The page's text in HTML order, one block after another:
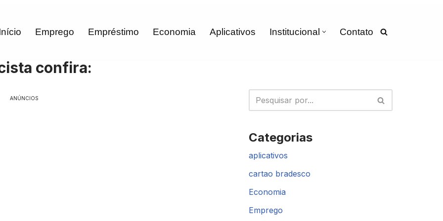
Emprego Empréstimo Economia Aplicativos Institucional Contato
confira:
ANÚNCIOS
Categorias
aplicativos
cartao bradesco
Economia
Emprego